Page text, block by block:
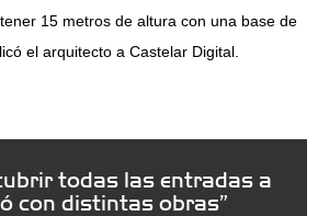
15 metros de altura con una base de
el arquitecto a Castelar Digital.
todas las entradas a
con distintas obras”